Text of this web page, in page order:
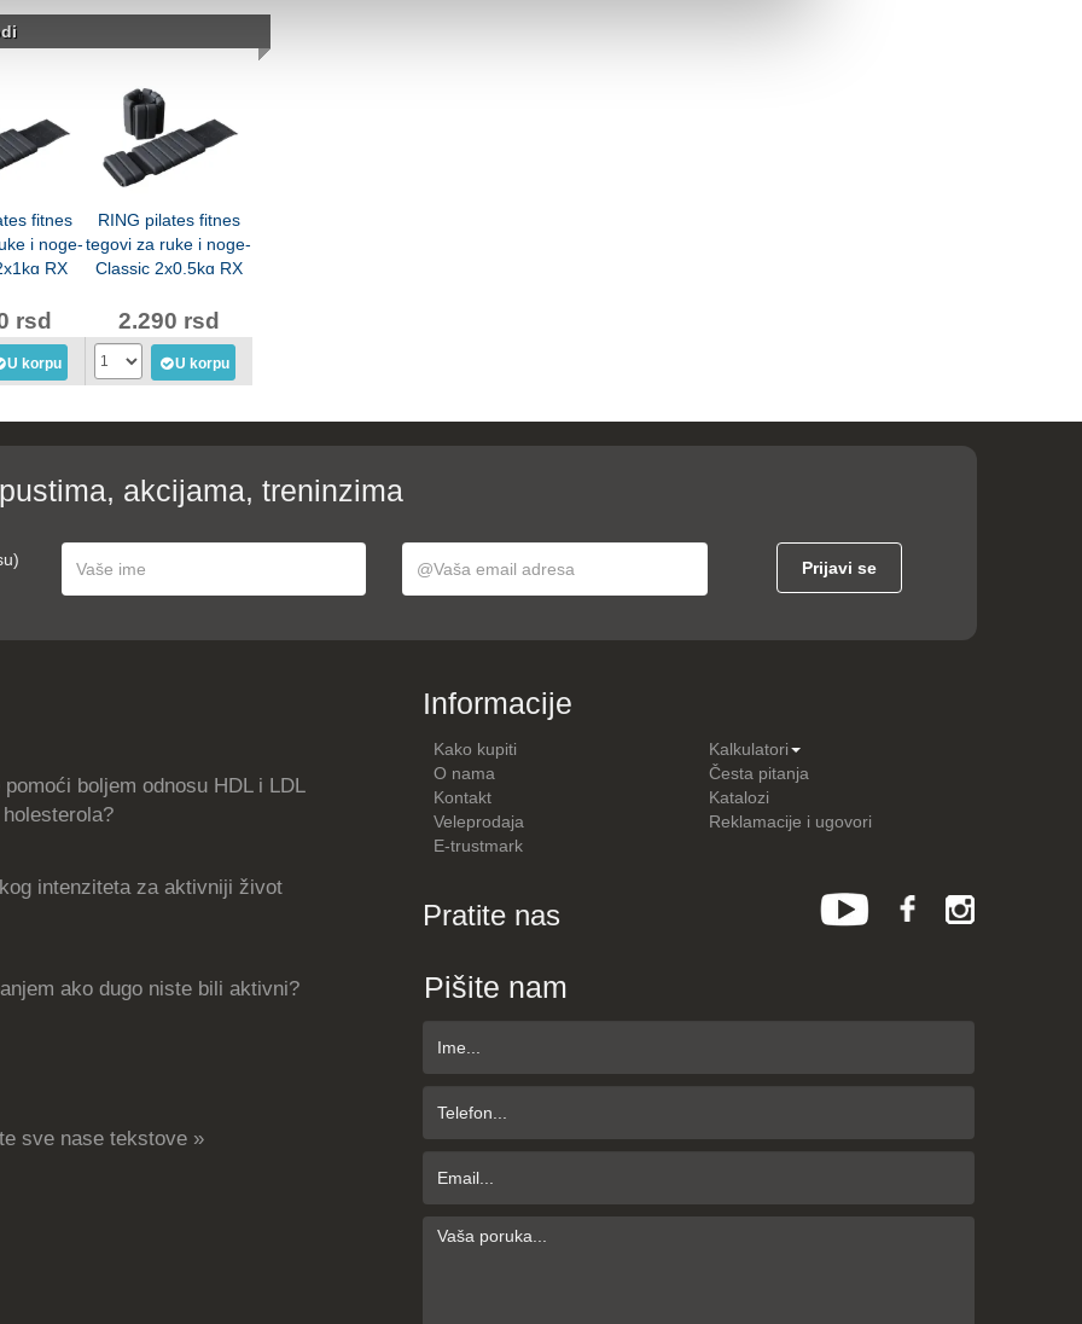
fitnes
i noge-
RX
rsd
U korpu
RING pilates fitnes
tegovi za ruke i noge-
Classic 2x0,5kg RX
2.290 rsd
U korpu
akcijama, treninzima
boljem odnosu HDL i LDL
holesterola?
intenziteta za aktivniji život
ako dugo niste bili aktivni?
sve nase tekstove »
Informacije
Kako kupiti
Kalkulatori
O nama
Česta pitanja
Kontakt
Katalozi
Veleprodaja
Reklamacije i ugovori
E-trustmark
Pratite nas
Pišite nam